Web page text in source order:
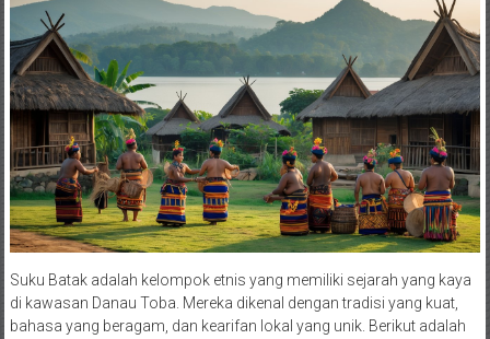
Suku Batak adalah kelompok etnis yang memiliki sejarah yang kaya
di kawasan Danau Toba. Mereka dikenal dengan tradisi yang kuat,
bahasa yang beragam, dan kearifan lokal yang unik. Berikut adalah